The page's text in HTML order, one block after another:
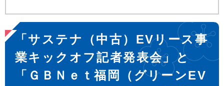
本
文
「サステナ（中古）EVリース事
業キックオフ記者発表会」と
「ＧＢＮｅｔ福岡（グリーンEV